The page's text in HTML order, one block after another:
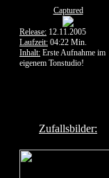
Captured
Release: 12.11.2005
Laufzeit: 04:22 Min.
Inhalt: Erste Aufnahme im
eigenem Tonstudio!
Zufallsbilder: